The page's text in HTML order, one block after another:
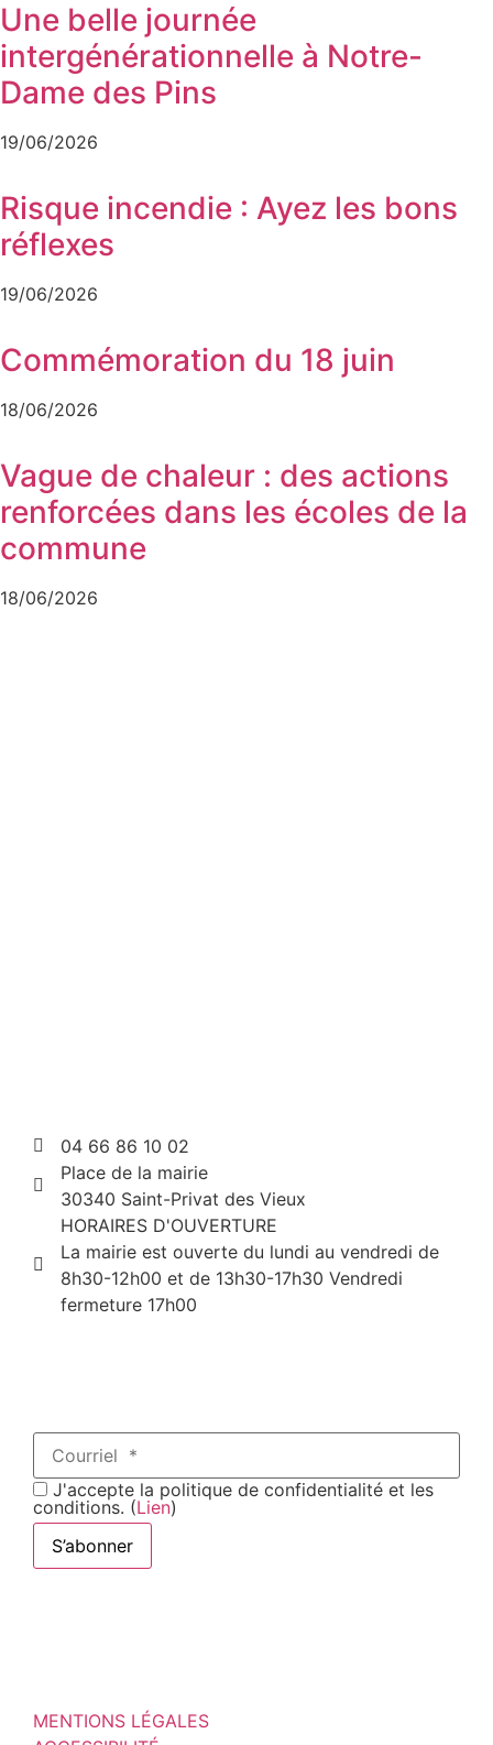
Une belle journée
intergénérationnelle à Notre-
Dame des Pins
19/06/2026
Risque incendie : Ayez les bons
réflexes
19/06/2026
Commémoration du 18 juin
18/06/2026
Vague de chaleur : des actions
renforcées dans les écoles de la
commune
18/06/2026
04 66 86 10 02
Place de la mairie
30340 Saint-Privat des Vieux
HORAIRES D'OUVERTURE
La mairie est ouverte du lundi au vendredi de
8h30-12h00 et de 13h30-17h30 Vendredi
fermeture 17h00
J'accepte la politique de confidentialité et les
conditions. (Lien)
MENTIONS LÉGALES